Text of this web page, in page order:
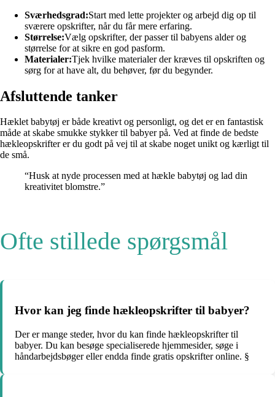
Sværhedsgrad:Start med lette projekter og arbejd dig op til
sværere opskrifter, når du får mere erfaring.
Størrelse:Vælg opskrifter, der passer til babyens alder og
størrelse for at sikre en god pasform.
Materialer:Tjek hvilke materialer der kræves til opskriften og
sørg for at have alt, du behøver, før du begynder.
Afsluttende tanker
Hæklet babytøj er både kreativt og personligt, og det er en fantastisk
måde at skabe smukke stykker til babyer på. Ved at finde de bedste
hækleopskrifter er du godt på vej til at skabe noget unikt og kærligt til
de små.
“Husk at nyde processen med at hækle babytøj og lad din
kreativitet blomstre.”
Ofte stillede spørgsmål
Hvor kan jeg finde hækleopskrifter til babyer?
Der er mange steder, hvor du kan finde hækleopskrifter til
babyer. Du kan besøge specialiserede hjemmesider, søge i
håndarbejdsbøger eller endda finde gratis opskrifter online. §